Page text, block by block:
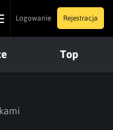
Logowanie Rejestracja
Top